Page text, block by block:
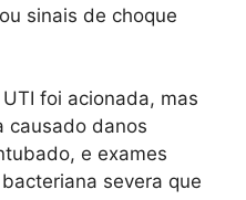
sinais de choque
foi acionada, mas
causado danos
e exames
severa que